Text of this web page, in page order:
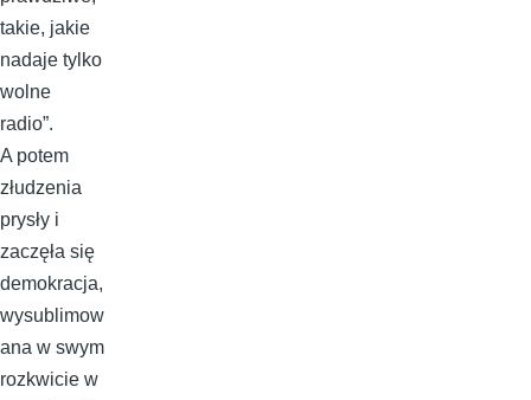
takie, jakie
nadaje tylko
wolne
radio”.
A potem
złudzenia
prysły i
zaczęła się
demokracja,
wysublimow
ana w swym
rozkwicie w